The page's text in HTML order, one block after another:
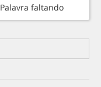
Palavra faltando